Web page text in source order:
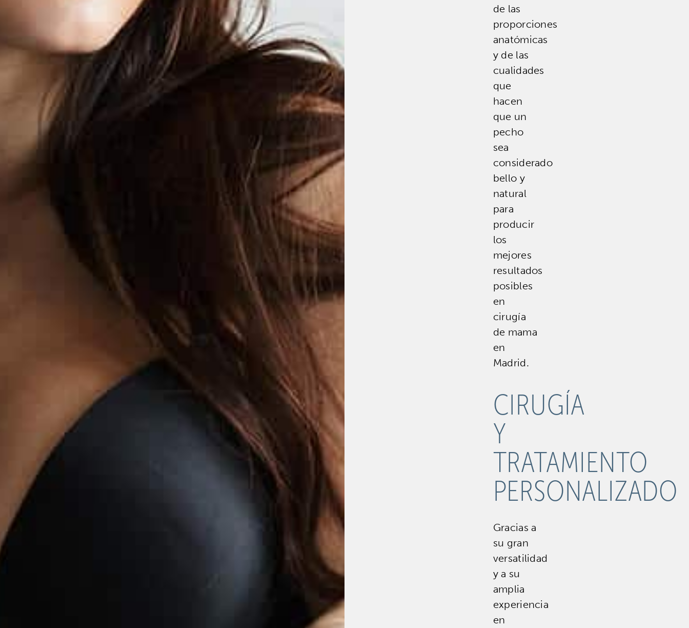
de las
proporciones
anatómicas
y de las
cualidades
que
hacen
que un
pecho
sea
considerado
bello y
natural
para
producir
los
mejores
resultados
posibles
en
cirugía
de mama
en
Madrid.
CIRUGÍA
Y
TRATAMIENTO
PERSONALIZADO
Gracias a
su gran
versatilidad
y a su
amplia
experiencia
en